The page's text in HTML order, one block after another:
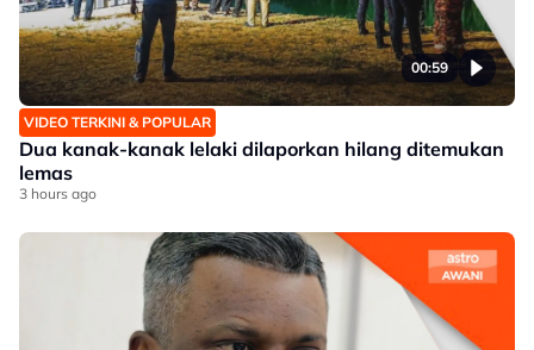
00:59
VIDEO TERKINI & POPULAR
Dua kanak-kanak lelaki dilaporkan hilang ditemukan
lemas
3 hours ago